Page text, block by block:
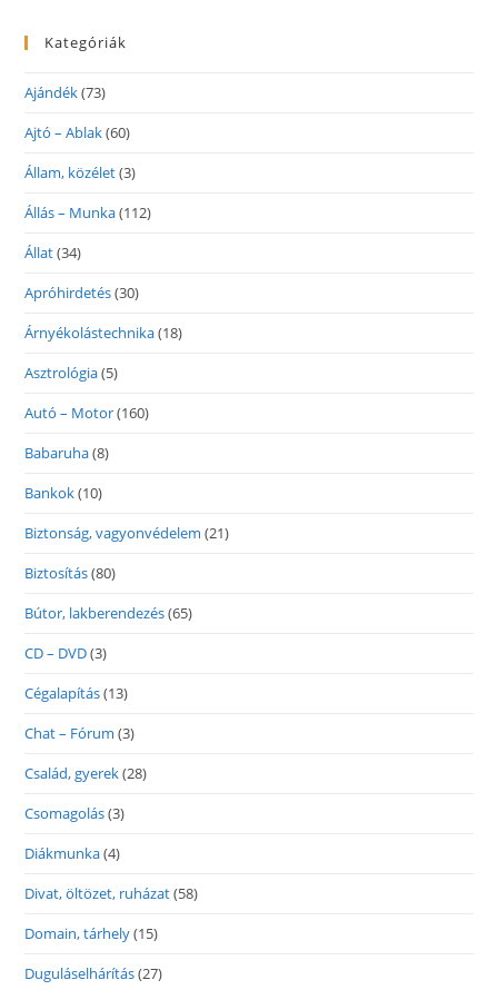
Kategóriák
Ajándék(73)
Ajtó – Ablak(60)
Állam, közélet(3)
Állás – Munka(112)
Állat(34)
Apróhirdetés(30)
Árnyékolástechnika(18)
Asztrológia(5)
Autó – Motor(160)
Babaruha(8)
Bankok(10)
Biztonság, vagyonvédelem (21)
Biztosítás(80)
Bútor, lakberendezés(65)
CD – DVD(3)
Cégalapítás(13)
Chat – Fórum (3)
Család, gyerek(28)
Csomagolás(3)
Diákmunka(4)
Divat, öltözet, ruházat(58)
Domain, tárhely(15)
Duguláselhárítás(27)